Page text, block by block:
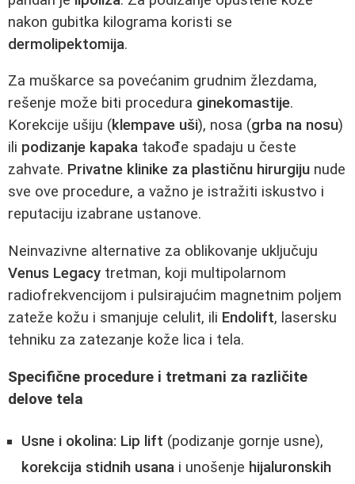
nakon gubitka kilograma koristi se
dermolipektomija.
Za muškarce sa povećanim grudnim žlezdama,
rešenje može biti procedura ginekomastije.
Korekcije ušiju (klempave uši), nosa (grba na nosu)
ili podizanje kapaka takođe spadaju u česte
zahvate. Privatne klinike za plastičnu hirurgiju nude
sve ove procedure, a važno je istražiti iskustvo i
reputaciju izabrane ustanove.
Neinvazivne alternative za oblikovanje uključuju
Venus Legacy tretman, koji multipolarnom
radiofrekvencijom i pulsirajućim magnetnim poljem
zateže kožu i smanjuje celulit, ili Endolift, lasersku
tehniku za zatezanje kože lica i tela.
Specifične procedure i tretmani za različite
delove tela
Usne i okolina: Lip lift (podizanje gornje usne),
korekcija stidnih usana i unošenje hijaluronskih